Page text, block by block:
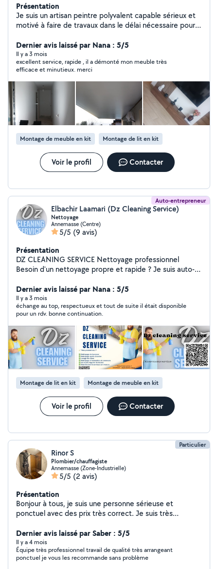
Présentation
Je suis un artisan peintre polyvalent capable sérieux et
motivé à faire de travaux dans le délai nécessaire pour
menuiserie/et tout bricolage.
Dernier avis laissé par Nana : 5/5
Il y a 3 mois
excellent service, rapide , il a démonté mon meuble très
efficace et minutieux. merci
Montage de meuble en kit Montage de lit en kit
Voir le profil Contacter
Auto-entrepreneur
Elbachir Laamari (Dz Cleaning Service)
Nettoyage
Annemasse (Centre)
5/5 (9 avis)
Présentation
DZ CLEANING SERVICE Nettoyage professionnel
Besoin d'un nettoyage propre et rapide ? Je suis auto-
Nettoyage maison / appartement Nettoyage après
déménagement Nettoyage bureaux et les vitres
Nettoyage fin de chantier Travail sérieux et soigné
Disponible 7j/7 Déplacement rapide Contactez-moi
pour un devis gratuit !
Dernier avis laissé par Nana : 5/5
Il y a 3 mois
échange au top, respectueux et tout de suite il était disponible
pour un rdv. bonne continuation.
Montage de lit en kit Montage de meuble en kit
Voir le profil Contacter
Particulier
Rinor S
Plombier/chauffagiste
Annemasse (Zone-Industrielle)
5/5 (2 avis)
Présentation
Bonjour à tous, je suis une personne sérieuse et
ponctuel avec des prix très correct. Je suis très
faire appel à moi
Dernier avis laissé par Saber : 5/5
Il y a 4 mois
Équipe très professionnel travail de qualité très arrangeant
ponctuel je vous les recommande sans problème